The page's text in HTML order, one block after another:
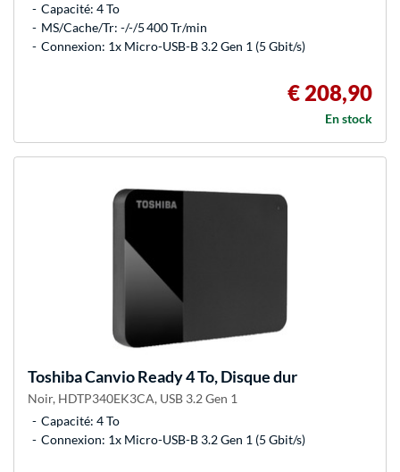
Capacité: 4 To
MS/Cache/Tr: -/-/5 400 Tr/min
Connexion: 1x Micro-USB-B 3.2 Gen 1 (5 Gbit/s)
€ 208,90
En stock
ToshibaCanvio Ready 4 To, Disque dur
Noir, HDTP340EK3CA, USB 3.2 Gen 1
Capacité: 4 To
Connexion: 1x Micro-USB-B 3.2 Gen 1 (5 Gbit/s)